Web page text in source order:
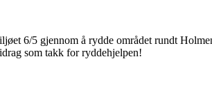
6/5 gjennom å rydde området rundt
som takk for ryddehjelpen!